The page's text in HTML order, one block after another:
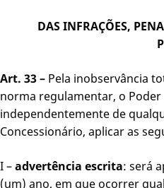
DAS INFRAÇÕES,
Art. 33 – Pela inobservância
norma regulamentar, o
independentemente de
Concessionário, aplicar as
I –advertência escrita: será
(um) ano, em que ocorrer